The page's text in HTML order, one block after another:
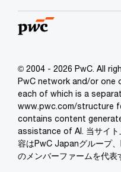
© 2004 - 2026 PwC. All
PwC network and/or one
each of which is a
www.pwc.com/structure
contains content
assistance of AI. 当サイト
容はPwC Japanグループ
のメンバーファームを代表